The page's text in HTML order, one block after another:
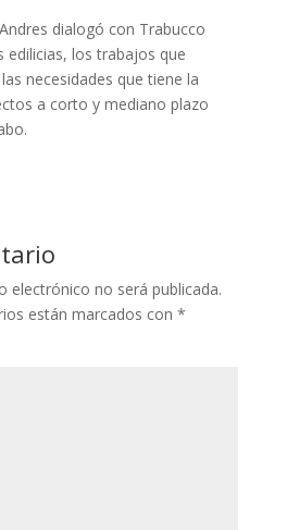
dialogó con Trabucco
edilicias, los trabajos que
necesidades que tiene la
a corto y mediano plazo
electrónico no será publicada.
están marcados con *